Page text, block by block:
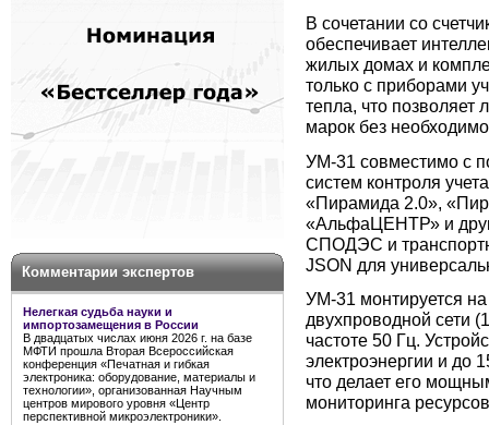
Комментарии экспертов
Нелегкая судьба науки и
импортозамещения в России
В двадцатых числах июня 2026 г. на базе
МФТИ прошла Вторая Всероссийская
конференция «Печатная и гибкая
электроника: оборудование, материалы и
технологии», организованная Научным
центров мирового уровня «Центр
перспективной микроэлектроники».
В сочетании со
обеспечивает
жилых домах и
только с приборами
тепла, что позволяет
марок без
УМ-31 совместимо с
систем контроля
«Пирамида 2.0»,
«АльфаЦЕНТР» и
СПОДЭС и
JSON для
УМ-31 монтируется
двухпроводной сети
частоте 50 Гц.
электроэнергии и до
что делает его
мониторинга